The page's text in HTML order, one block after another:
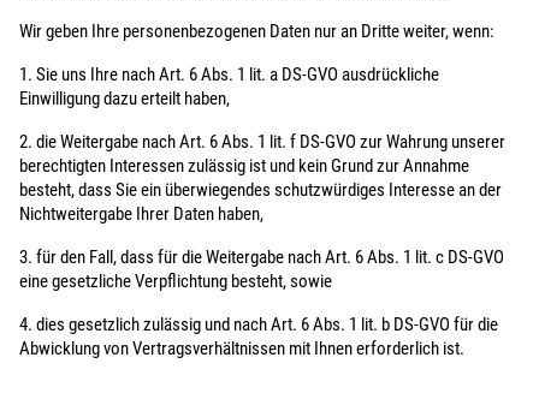
Wir geben Ihre personenbezogenen Daten nur an Dritte weiter, wenn:
1. Sie uns Ihre nach Art. 6 Abs. 1 lit. a DS-GVO ausdrückliche
Einwilligung dazu erteilt haben,
2. die Weitergabe nach Art. 6 Abs. 1 lit. f DS-GVO zur Wahrung unserer
berechtigten Interessen zulässig ist und kein Grund zur Annahme
besteht, dass Sie ein überwiegendes schutzwürdiges Interesse an der
Nichtweitergabe Ihrer Daten haben,
3. für den Fall, dass für die Weitergabe nach Art. 6 Abs. 1 lit. c DS-GVO
eine gesetzliche Verpflichtung besteht, sowie
4. dies gesetzlich zulässig und nach Art. 6 Abs. 1 lit. b DS-GVO für die
Abwicklung von Vertragsverhältnissen mit Ihnen erforderlich ist.